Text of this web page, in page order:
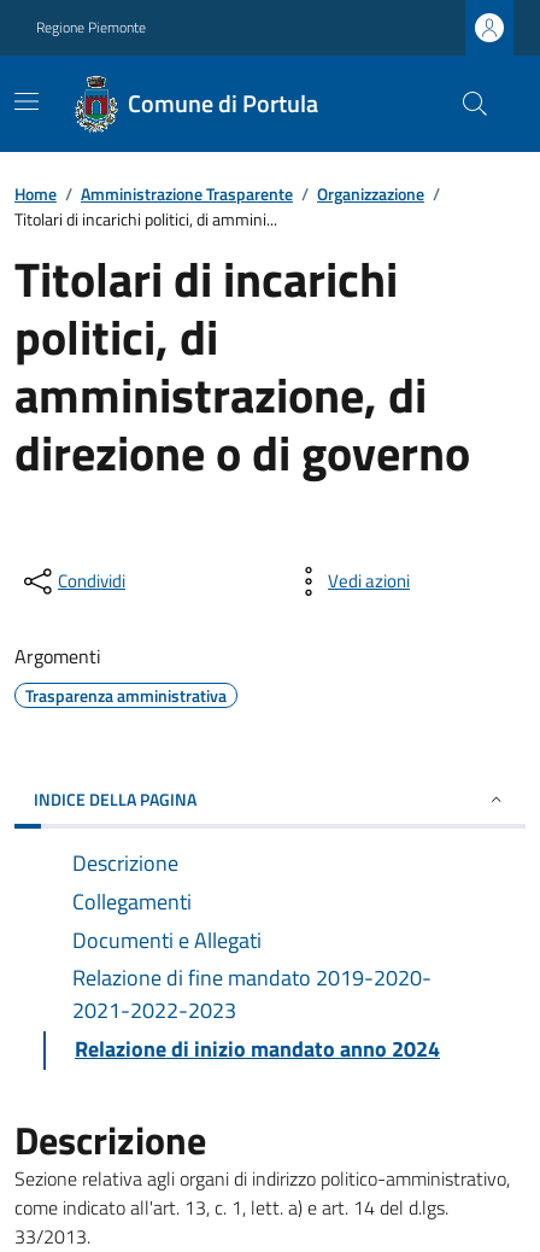
Regione Piemonte
Comune di Portula
Home / Amministrazione Trasparente / Organizzazione /
Titolari di incarichi politici, di ammini...
Titolari di incarichi
politici, di
amministrazione, di
direzione o di governo
Condividi Vedi azioni
Argomenti
Trasparenza amministrativa
INDICE DELLA PAGINA
Descrizione
Collegamenti
Documenti e Allegati
Relazione di fine mandato 2019-2020-
2021-2022-2023
Relazione di inizio mandato anno 2024
Descrizione
Sezione relativa agli organi di indirizzo politico-amministrativo,
come indicato all'art. 13, c. 1, lett. a) e art. 14 del d.lgs.
33/2013.